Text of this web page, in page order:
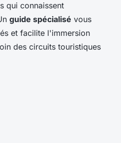
qui connaissent
guide spécialisé vous
et facilite l'immersion
des circuits touristiques